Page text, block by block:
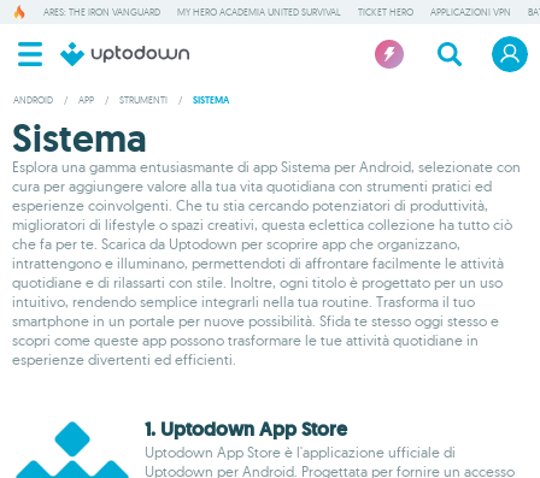
ARES: THE IRON VANGUARD MY HERO ACADEMIA UNITED SURVIVAL TICKET HERO APPLICAZIONI VPN
ANDROID / APP / STRUMENTI / SISTEMA
Sistema
Esplora una gamma entusiasmante di app Sistema per Android, selezionate con
cura per aggiungere valore alla tua vita quotidiana con strumenti pratici ed
esperienze coinvolgenti. Che tu stia cercando potenziatori di produttività,
miglioratori di lifestyle o spazi creativi, questa eclettica collezione ha tutto ciò
che fa per te. Scarica da Uptodown per scoprire app che organizzano,
intrattengono e illuminano, permettendoti di affrontare facilmente le attività
quotidiane e di rilassarti con stile. Inoltre, ogni titolo è progettato per un uso
intuitivo, rendendo semplice integrarli nella tua routine. Trasforma il tuo
smartphone in un portale per nuove possibilità. Sfida te stesso oggi stesso e
scopri come queste app possono trasformare le tue attività quotidiane in
esperienze divertenti ed efficienti.
1. Uptodown App Store
Uptodown App Store è l'applicazione ufficiale di
Uptodown per Android. Progettata per fornire un accesso